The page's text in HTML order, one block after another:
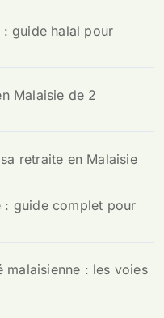
: guide halal pour
Malaisie de 2
retraite en Malaisie
: guide complet pour
malaisienne : les voies